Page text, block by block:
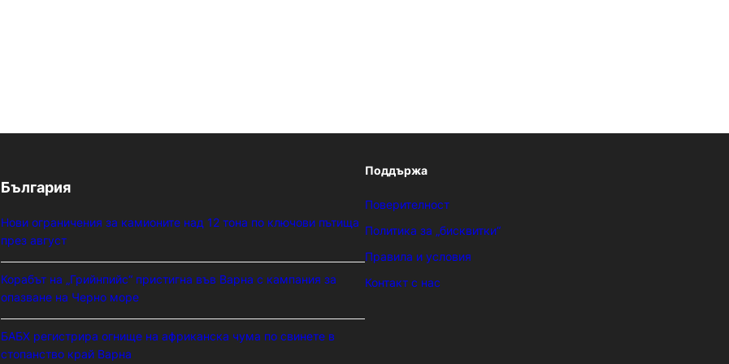
България
Нови ограничения за камионите над 12 тона по ключови пътища
през август
Корабът на „Грийнпийс“ пристигна във Варна с кампания за
опазване на Черно море
БАБХ регистрира огнище на африканска чума по свинете в
стопанство край Варна
Поддържа
Поверителност
Политика за „бисквитки“
Правила и условия
Контакт с нас